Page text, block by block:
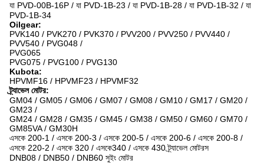
যা PVD-00B-16P / যা PVD-1B-23 / যা PVD-1B-28 / যা PVD-1B-32 / যা
PVD-1B-34
Oilgear:
PVK140 / PVK270 / PVK370 / PVV200 / PVV250 / PVV440 /
PVV540 / PVG048 /
PVG065
PVG075 / PVG100 / PVG130
Kubota:
HPVMF16 / HPVMF23 / HPVMF32
ট্র্যাভেল মোটর:
GM04 / GM05 / GM06 / GM07 / GM08 / GM10 / GM17 / GM20 /
GM23 /
GM24 / GM28 / GM35 / GM45 / GM38 / GM50 / GM60 / GM70 /
GM85VA / GM30H
এসকে 200-1 / এসকে 200-3 / এসকে 200-5 / এসকে 200-6 / এসকে 200-8 /
এসকে 220-2 / এসকে 320 / এসকে340 / এসকে 430 ট্র্যাভেল মোটরস
DNB08 / DNB50 / DNB60 সুইং মোটর